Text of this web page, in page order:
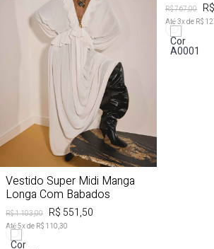
Vestido Super Midi Manga
Longa Com Babados
R$ 1.103,00 R$ 551,50
Até5x de R$ 110,30
R$ 767,00
Até3x de R$